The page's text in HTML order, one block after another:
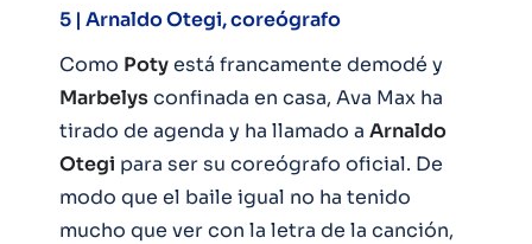
5 | Arnaldo Otegi, coreógrafo
Como Potyestá francamente demodé y
Marbelysconfinada en casa, Ava Max ha
tirado de agenda y ha llamado a Arnaldo
Otegi para ser su coreógrafo oficial. De
modo que el baile igual no ha tenido
mucho que ver con la letra de la canción,